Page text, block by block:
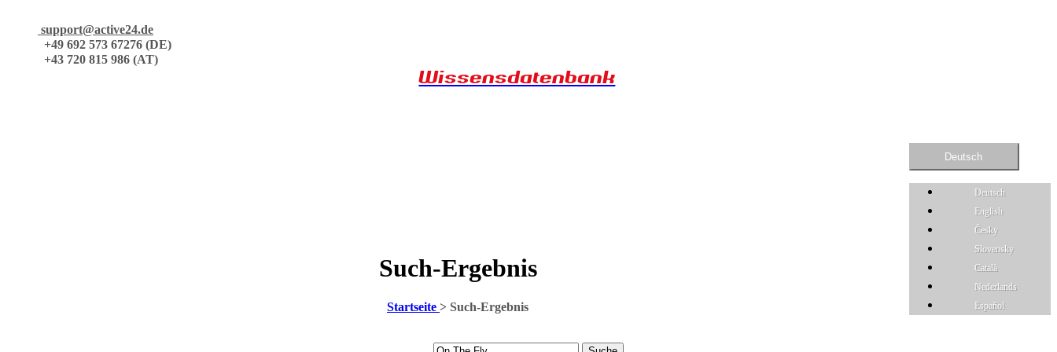
support@active24.de
+49 692 573 67276 (DE)
+43 720 815 986 (AT)
Wissensdatenbank
Deutsch
Deutsch
English
Česky
Slovensky
Català
Nederlands
Espaňol
Such-Ergebnis
Startseite > Such-Ergebnis